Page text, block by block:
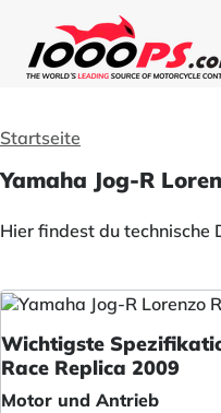
Startseite
Yamaha Jog-R
Hier findest du technische
Wichtigste
Race Replica 2009
Motor und Antrieb